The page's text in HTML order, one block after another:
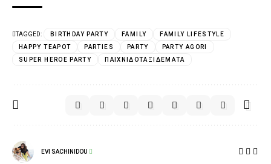
TAGGED: BIRTHDAY PARTY FAMILY
FAMILY LIFESTYLE
HAPPY TEAPOT
PARTIES PARTY
PARTY AGORI
SUPER HEROE PARTY
ΠΑΙΧΝΙΔΟΤΑΞΙΔΈΜΑΤΑ
EVI SACHINIDOU